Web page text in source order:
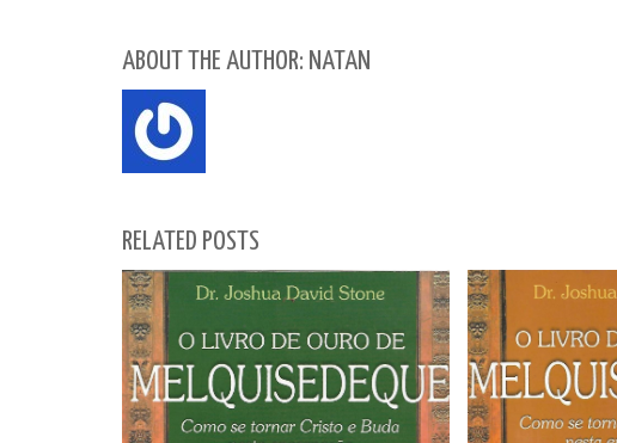
ABOUT THE AUTHOR: NATAN
RELATED POSTS